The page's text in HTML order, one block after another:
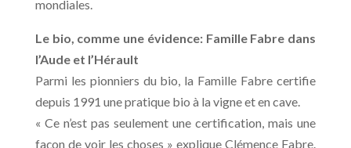
mondiales.
Le bio, comme une évidence: Famille Fabre dans
l’Aude et l’Hérault
Parmi les pionniers du bio, la Famille Fabre certifie
depuis 1991 une pratique bio à la vigne et en cave.
« Ce n’est pas seulement une certification, mais une
façon de voir les choses » explique Clémence Fabre.